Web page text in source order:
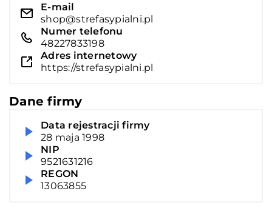
E-mail
shop@strefasypialni.pl
Numer telefonu
48227833198
Adres internetowy
https://strefasypialni.pl
Dane firmy
Data rejestracji firmy
28 maja 1998
NIP
9521631216
REGON
13063855